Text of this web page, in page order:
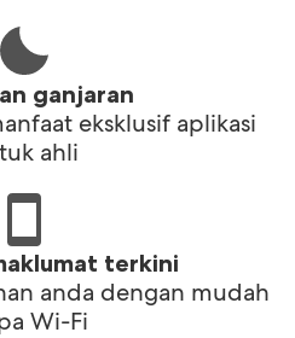
ganjaran
eksklusif aplikasi
ahli
terkini
anda dengan mudah
Wi-Fi